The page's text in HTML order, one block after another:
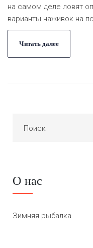
на самом деле ловят
варианты наживок на
проверенными
начали выходить на
ставку и как не
Читать далее
О нас
Зимняя рыбалка